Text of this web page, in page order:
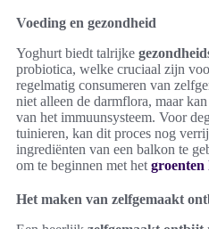
Voeding en gezondheid
Yoghurt biedt talrijke
probiotica, welke cruciaal zijn
regelmatig consumeren van
niet alleen de darmflora, maar
van het immuunsysteem. Voor
tuinieren, kan dit proces nog
ingrediënten van een balkon te
om te beginnen met het groenten
Het maken van zelfgemaakt